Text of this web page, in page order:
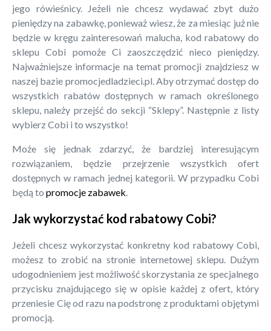
jego rówieśnicy. Jeżeli nie chcesz wydawać zbyt dużo
pieniędzy na zabawkę, ponieważ wiesz, że za miesiąc już nie
będzie w kręgu zainteresowań malucha, kod rabatowy do
sklepu Cobi pomoże Ci zaoszczędzić nieco pieniędzy.
Najważniejsze informacje na temat promocji znajdziesz w
naszej bazie promocjedladzieci.pl. Aby otrzymać dostęp do
wszystkich rabatów dostępnych w ramach określonego
sklepu, należy przejść do sekcji “Sklepy”. Następnie z listy
wybierz Cobi i to wszystko!
Może się jednak zdarzyć, że bardziej interesującym
rozwiązaniem, będzie przejrzenie wszystkich ofert
dostępnych w ramach jednej kategorii. W przypadku Cobi
będą to promocje zabawek
Jak wykorzystać kod rabatowy Cobi?
Jeżeli chcesz wykorzystać konkretny kod rabatowy Cobi,
możesz to zrobić na stronie internetowej sklepu. Dużym
udogodnieniem jest możliwość skorzystania ze specjalnego
przycisku znajdującego się w opisie każdej z ofert, który
przeniesie Cię od razu na podstronę z produktami objętymi
promocją.